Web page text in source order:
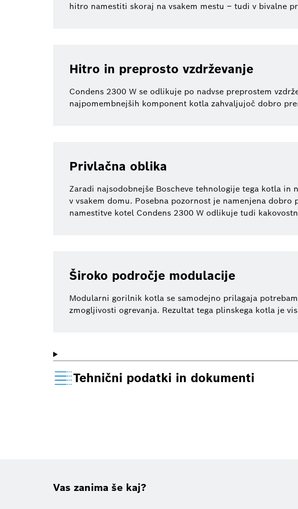
hitro namestiti skoraj na vsakem mestu – tudi v bivalne
Hitro in preprosto vzdrževanje
Condens 2300 W se odlikuje po nadvse preprostem
najpomembnejših komponent kotla zahvaljujoč dobro
Privlačna oblika
Zaradi najsodobnejše Boscheve tehnologije tega kotla
v vsakem domu. Posebna pozornost je namenjena
namestitve kotel Condens 2300 W odlikuje tudi
Široko področje modulacije
Modularni gorilnik kotla se samodejno prilagaja
zmogljivosti ogrevanja. Rezultat tega plinskega kotla je
Tehnični podatki in dokumenti
Vas zanima še kaj?